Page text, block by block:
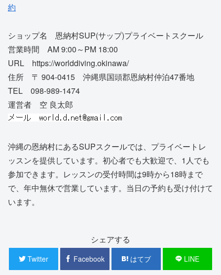
約
ショップ名 恩納村SUP(サップ)プライベートスクール
営業時間 AM 9:00～PM 18:00
URL https://worlddiving.okinawa/
住所 〒 904-0415 沖縄県国頭郡恩納村仲泊47番地
TEL 098-989-1474
運営者 空 良太郎
沖縄の恩納村にあるSUPスクールでは、プライベートレ
ッスンを提供しています。初心者でも大歓迎で、1人でも
参加できます。レッスンの受付時間は9時から18時まで
で、年中無休で営業しています。当日の予約も受け付けて
います。
シェアする
Twitter Facebook はてブ LINE